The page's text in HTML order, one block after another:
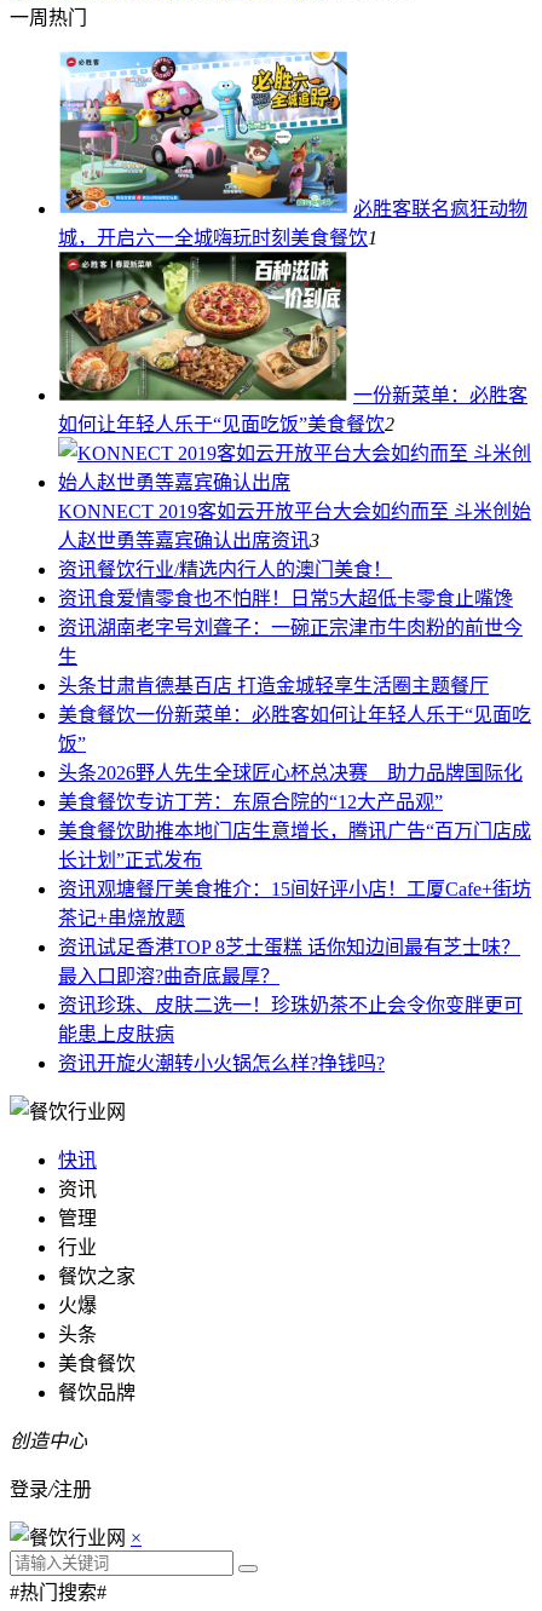
一周热门
必胜客联名疯狂动物
城，开启六一全城嗨玩时刻 美食餐饮1
一份新菜单：必胜客
如何让年轻人乐于“见面吃饭”美食餐饮2
KONNECT 2019客如云开放平台大会如约而至 斗米创始
人赵世勇等嘉宾确认出席资讯3
资讯餐饮行业/精选内行人的澳门美食！
资讯食爱情零食也不怕胖！日常5大超低卡零食止嘴馋
资讯湖南老字号刘聋子：一碗正宗津市牛肉粉的前世今
生
头条甘肃肯德基百店 打造金城轻享生活圈主题餐厅
美食餐饮一份新菜单：必胜客如何让年轻人乐于“见面吃
饭”
头条2026野人先生全球匠心杯总决赛 助力品牌国际化
美食餐饮专访丁芳：东原合院的“12大产品观”
美食餐饮助推本地门店生意增长，腾讯广告“百万门店成
长计划”正式发布
资讯观塘餐厅美食推介：15间好评小店！工厦Cafe+街坊
茶记+串烧放题
资讯试足香港TOP 8芝士蛋糕 话你知边间最有芝士味？
最入口即溶?曲奇底最厚？
资讯珍珠、皮肤二选一！珍珠奶茶不止会令你变胖更可
能患上皮肤病
资讯开旋火潮转小火锅怎么样?挣钱吗?
快讯
资讯
管理
行业
餐饮之家
火爆
头条
美食餐饮
餐饮品牌
创造中心
登录/注册
×
#热门搜索#